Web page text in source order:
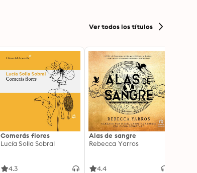
Ver todos los títulos
Comerás flores
Lucía Solla Sobral
4.3
Alas de sangre
Rebecca Yarros
4.4